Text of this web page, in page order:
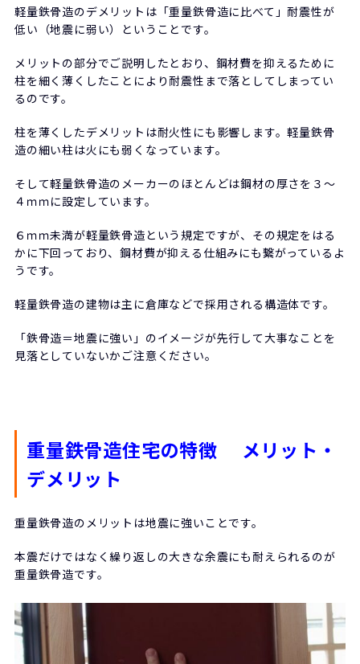
軽量鉄骨造のデメリットは「重量鉄骨造に比べて」耐震性が
低い（地震に弱い）ということです。
メリットの部分でご説明したとおり、鋼材費を抑えるために
柱を細く薄くしたことにより耐震性まで落としてしまってい
るのです。
柱を薄くしたデメリットは耐火性にも影響します。軽量鉄骨
造の細い柱は火にも弱くなっています。
そして軽量鉄骨造のメーカーのほとんどは鋼材の厚さを３～
４ｍｍに設定しています。
６ｍｍ未満が軽量鉄骨造という規定ですが、その規定をはる
かに下回っており、鋼材費が抑える仕組みにも繋がっているよ
うです。
軽量鉄骨造の建物は主に倉庫などで採用される構造体です。
「鉄骨造＝地震に強い」のイメージが先行して大事なことを
見落としていないかご注意ください。
重量鉄骨造住宅の特徴 メリット・
デメリット
重量鉄骨造のメリットは地震に強いことです。
本震だけではなく繰り返しの大きな余震にも耐えられるのが
重量鉄骨造です。